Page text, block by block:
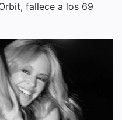
fallece a los 69